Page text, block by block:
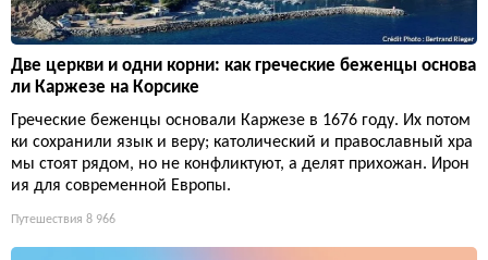
Две церкви и одни корни: как греческие беженцы основа
ли Каржезе на Корсике
Греческие беженцы основали Каржезе в 1676 году. Их потом
ки сохранили язык и веру; католический и православный хра
мы стоят рядом, но не конфликтуют, а делят прихожан. Ирон
ия для современной Европы.
Путешествия 8 966